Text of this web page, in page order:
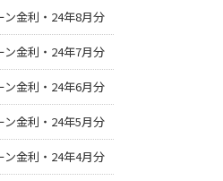
金利・24年8月分
金利・24年7月分
金利・24年6月分
金利・24年5月分
金利・24年4月分